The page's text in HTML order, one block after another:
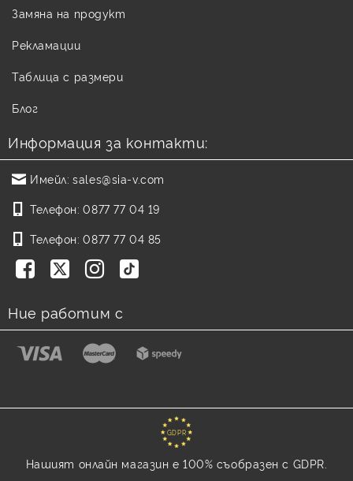
Замяна на продукт
Рекламации
Таблица с размери
Блог
Информация за контакти:
Имейл: sales@sia-v.com
Телефон: 0877 77 04 19
Телефон: 0877 77 04 85
Ние работим с
GDPR
Нашият онлайн магазин е 100% съобразен с GDPR.